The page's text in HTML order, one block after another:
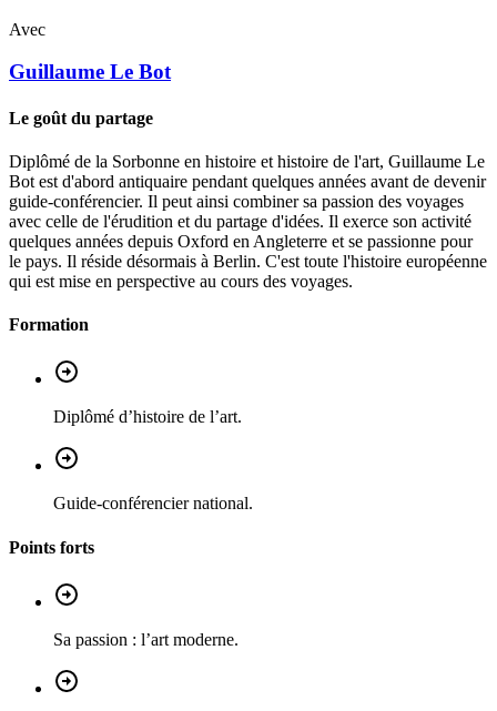
Avec
Guillaume Le Bot
Le goût du partage
Diplômé de la Sorbonne en histoire et histoire de l'art, Guillaume Le
Bot est d'abord antiquaire pendant quelques années avant de devenir
guide-conférencier. Il peut ainsi combiner sa passion des voyages
avec celle de l'érudition et du partage d'idées. Il exerce son activité
quelques années depuis Oxford en Angleterre et se passionne pour
le pays. Il réside désormais à Berlin. C'est toute l'histoire européenne
qui est mise en perspective au cours des voyages.
Formation
Diplômé d’histoire de l’art.
Guide-conférencier national.
Points forts
Sa passion : l’art moderne.